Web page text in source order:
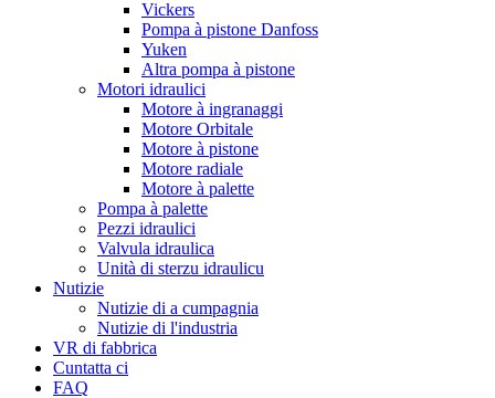
Vickers
Pompa à pistone Danfoss
Yuken
Altra pompa à pistone
Motori idraulici
Motore à ingranaggi
Motore Orbitale
Motore à pistone
Motore radiale
Motore à palette
Pompa à palette
Pezzi idraulici
Valvula idraulica
Unità di sterzu idraulicu
Nutizie
Nutizie di a cumpagnia
Nutizie di l'industria
VR di fabbrica
Cuntatta ci
FAQ